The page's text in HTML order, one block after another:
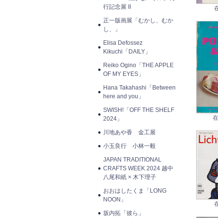
行記念展 II
正一版画展「むかし、むか
し、」
Elisa Defossez
Kikuchi「DAILY」
Reiko Ogino「THE APPLE
OF MY EYES」
Hana Takahashi「Between
here and you」
SWISH!「OFF THE SHELF
2024」
川地あや香 金工展
小玉良行 小林一毅
JAPAN TRADITIONAL
CRAFTS WEEK 2024 越中
八尾和紙 × 木下理子
おおはしたくま「LONG
NOON」
坂内拓「彼ら」